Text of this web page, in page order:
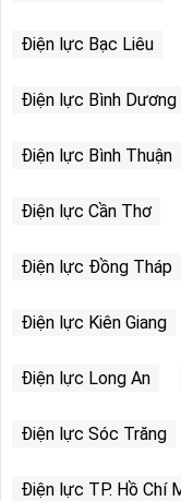
Điện lực Bạc Liêu
Điện lực Bình Dương
Điện lực Bình Thuận
Điện lực Cần Thơ
Điện lực Đồng Tháp
Điện lực Kiên Giang
Điện lực Long An
Điện lực Sóc Trăng
Điện lực TP. Hồ Chí